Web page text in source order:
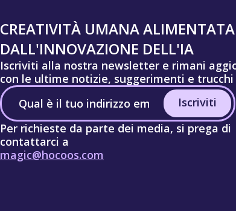
CREATIVITÀ UMANA ALIMENTATA
DALL'INNOVAZIONE DELL'IA
Iscriviti alla nostra newsletter e rimani
con le ultime notizie, suggerimenti e trucchi
Iscriviti
Per richieste da parte dei media, si prega di
contattarci a
magic@hocoos.com